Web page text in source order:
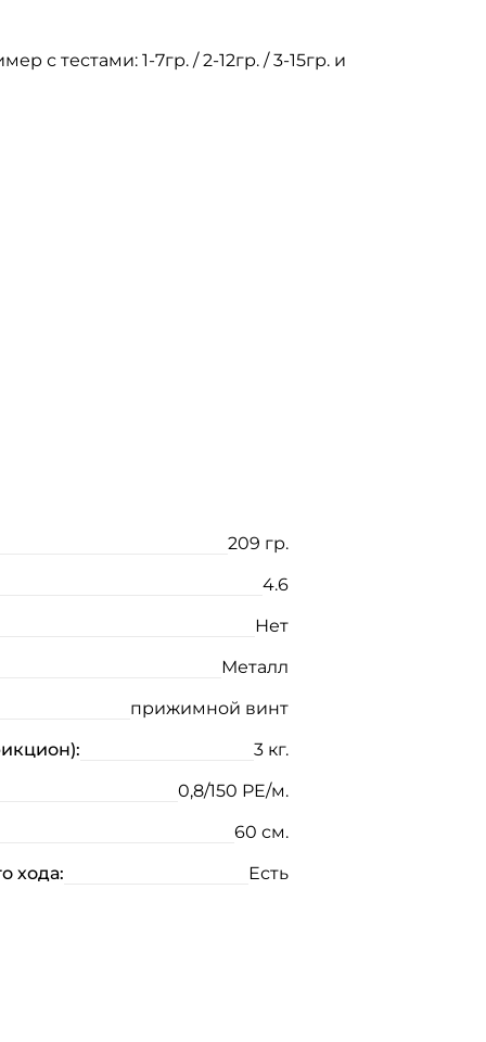
с тестами: 1-7гр. / 2-12гр. / 3-15гр. и
209 гр.
4.6
Нет
Металл
прижимной винт
3 кг.
0,8/150 PE/м.
60 см.
хода:
Есть